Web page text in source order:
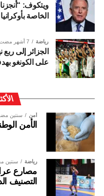
ويتكوف: “أنجزنا
الخاصة بأوكرانيا
رياضة 7 أشهر مضت
الجزائر إلى
على الكونغو
أمن سنتين
الأمن
رياضة سنتين
مصارع
التصنيف